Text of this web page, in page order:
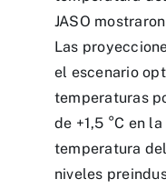
JASO
Las
el escenario
temperaturas
de +1,5 °C en
temperatura
niveles